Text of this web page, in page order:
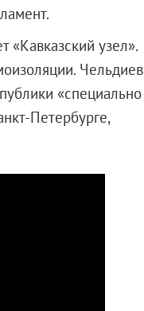
узел».
Чельдиев
«специально
Петербурге,